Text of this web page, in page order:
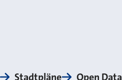
Stadtpläne Open Data